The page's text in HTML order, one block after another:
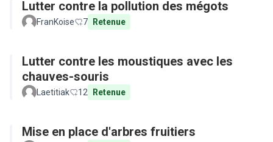
Lutter contre la pollution des mégots
FranKoise 7 Retenue
Lutter contre les moustiques avec les
chauves-souris
Laetitiak 12 Retenue
Mise en place d'arbres fruitiers